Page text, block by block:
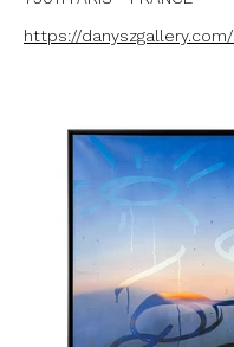
https://danyszgallery.com/